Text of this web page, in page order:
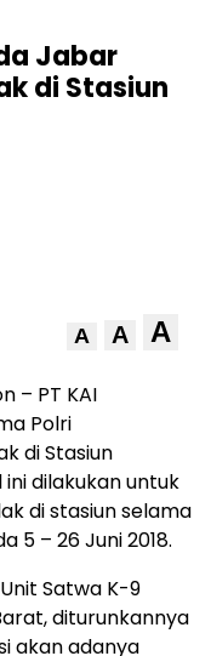
Jabar
di Stasiun
A A A
– PT KAI
Polri
di Stasiun
ini dilakukan untuk
di stasiun selama
5 – 26 Juni 2018.
Satwa K-9
diturunkannya
akan adanya